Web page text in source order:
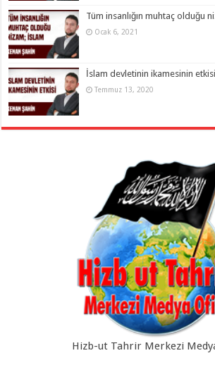
Tüm insanlığın muhtaç olduğu
Ocak 6, 2021
İslam devletinin ikamesinin etkisi
Temmuz 13, 2020
Hizb-ut Tahrir Merkezi